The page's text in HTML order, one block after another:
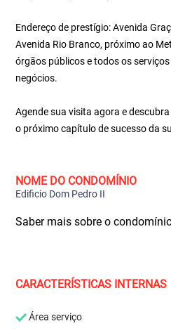
Endereço de prestígio: Avenida
Avenida Rio Branco, próximo ao
órgãos públicos e todos os
negócios.
Agende sua visita agora e
o próximo capítulo de sucesso da
NOME DO CONDOMÍNIO
Edificio Dom Pedro II
Saber mais sobre o
CARACTERÍSTICAS INTERNAS
Área serviço